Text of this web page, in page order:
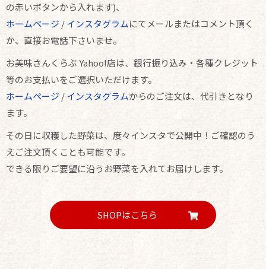
の赤いボタンから入れます)、
ホームページ /インスタグラムにてメールまたはコメント頂く
か、直接お電話下さいませ。
お美味さんくらぶ Yahoo!店は、銀行振り込み・各種クレジット
等のお支払いをご選択いただけます。
ホームページ /インスタグラムからのご注文は、代引きとなり
ます。
その日に収穫した野菜は、度々インスタで公開中！ご確認のう
えご注文頂くことも可能です。
できる限りご要望に沿うお野菜を入れてお届けします。
SHOPはこちら